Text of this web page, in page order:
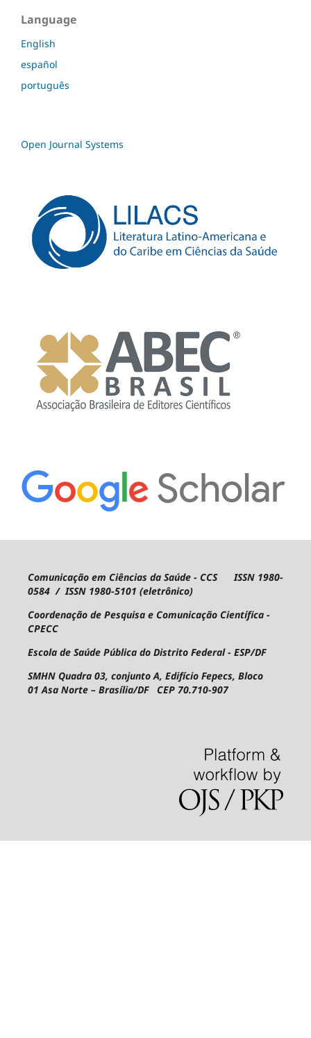
Language
English
español
português
Open Journal Systems
Comunicação em Ciências da Saúde - CCS ISSN 1980-
0584 / ISSN 1980-5101 (eletrônico)
Coordenação de Pesquisa e Comunicação Científica -
CPECC
Escola de Saúde Pública do Distrito Federal - ESP/DF
SMHN Quadra 03, conjunto A, Edifício Fepecs, Bloco
01Asa Norte – Brasília/DF CEP 70.710-907